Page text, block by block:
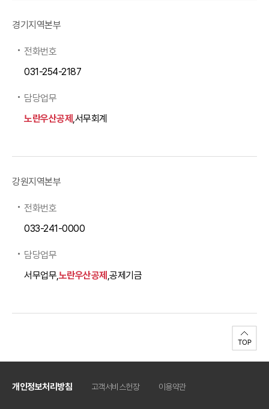
경기지역본부
전화번호
031-254-2187
담당업무
노란우산공제 ,서무회계
강원지역본부
전화번호
033-241-0000
담당업무
서무업무,노란우산공제 ,공제기금
개인정보처리방침 고객서비스헌장 이용약관